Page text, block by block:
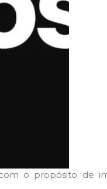
o propósito de